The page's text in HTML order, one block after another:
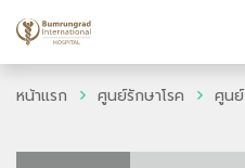
หน้าแรก ศูนย์รักษาโรค ศูนย์